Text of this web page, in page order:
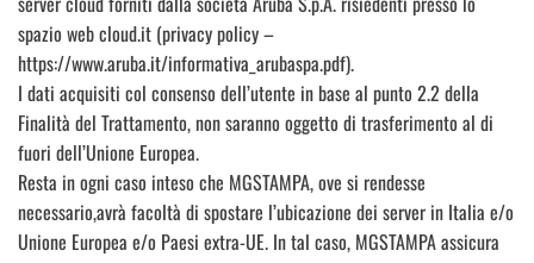
spazio web cloud.it (privacy policy –
https://www.aruba.it/informativa_arubaspa.pdf).
I dati acquisiti col consenso dell’utente in base al punto 2.2 della
Finalità del Trattamento, non saranno oggetto di trasferimento al di
fuori dell’Unione Europea.
Resta in ogni caso inteso che MGSTAMPA, ove si rendesse
necessario,avrà facoltà di spostare l’ubicazione dei server in Italia e/o
Unione Europea e/o Paesi extra-UE. In tal caso, MGSTAMPA assicura